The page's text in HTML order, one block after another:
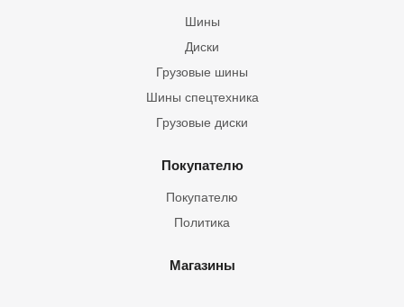
Шины
Грузовые шины
Шины спецтехника
Диски
Грузовые диски
Покупателю
Покупателю
Политика
Магазины